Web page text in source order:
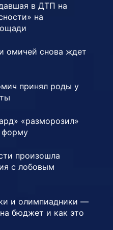
в ДТП на
на
омичей снова ждет
принял роды у
«разморозил»
произошла
с лобовым
и олимпиадники —
бюджет и как это